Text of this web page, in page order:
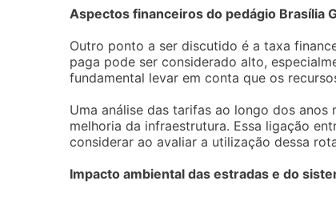
Aspectos financeiros do pedágio Brasília
Outro ponto a ser discutido é a taxa
paga pode ser considerado alto,
fundamental levar em conta que os
Uma análise das tarifas ao longo dos
melhoria da infraestrutura. Essa ligação
considerar ao avaliar a utilização dessa
Impacto ambiental das estradas e do